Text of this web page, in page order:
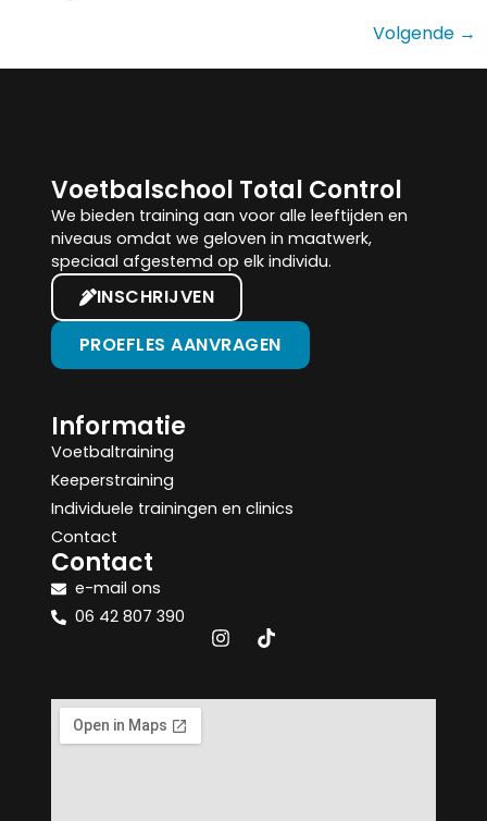
Volgende →
Voetbalschool Total Control
We bieden training aan voor alle leeftijden en
niveaus omdat we geloven in maatwerk,
speciaal afgestemd op elk individu.
INSCHRIJVEN
PROEFLES AANVRAGEN
Informatie
Voetbaltraining
Keeperstraining
Individuele trainingen en clinics
Contact
Contact
e-mail ons
06 42 807 390